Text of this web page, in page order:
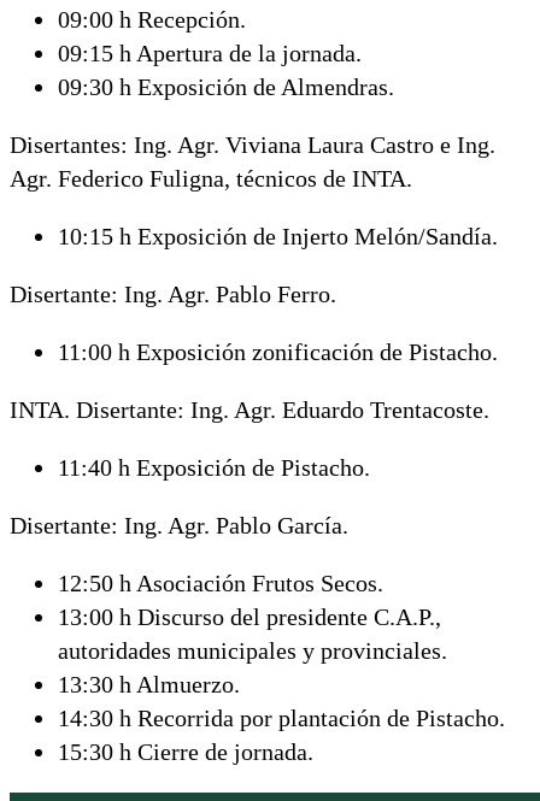
09:00 h Recepción.
09:15 h Apertura de la jornada.
09:30 h Exposición de Almendras.
Disertantes: Ing. Agr. Viviana Laura Castro e Ing.
Agr. Federico Fuligna, técnicos de INTA.
10:15 h Exposición de Injerto Melón/Sandía.
Disertante: Ing. Agr. Pablo Ferro.
11:00 h Exposición zonificación de Pistacho.
INTA. Disertante: Ing. Agr. Eduardo Trentacoste.
11:40 h Exposición de Pistacho.
Disertante: Ing. Agr. Pablo García.
12:50 h Asociación Frutos Secos.
13:00 h Discurso del presidente C.A.P.,
autoridades municipales y provinciales.
13:30 h Almuerzo.
14:30 h Recorrida por plantación de Pistacho.
15:30 h Cierre de jornada.